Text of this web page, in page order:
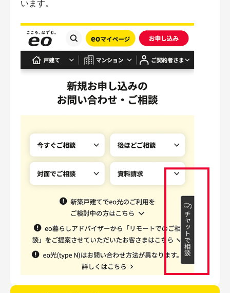
います。